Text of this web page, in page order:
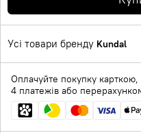
Усі товари бренду Kundal
Оплачуйте покупку
4 платежів або